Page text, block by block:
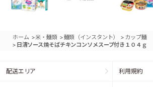
ホーム >米・麺類 >麺類（インスタント） > カップ麺
> 日清ソース焼そばチキンコンソメスープ付き１０４ｇ
配送エリア 利用規約